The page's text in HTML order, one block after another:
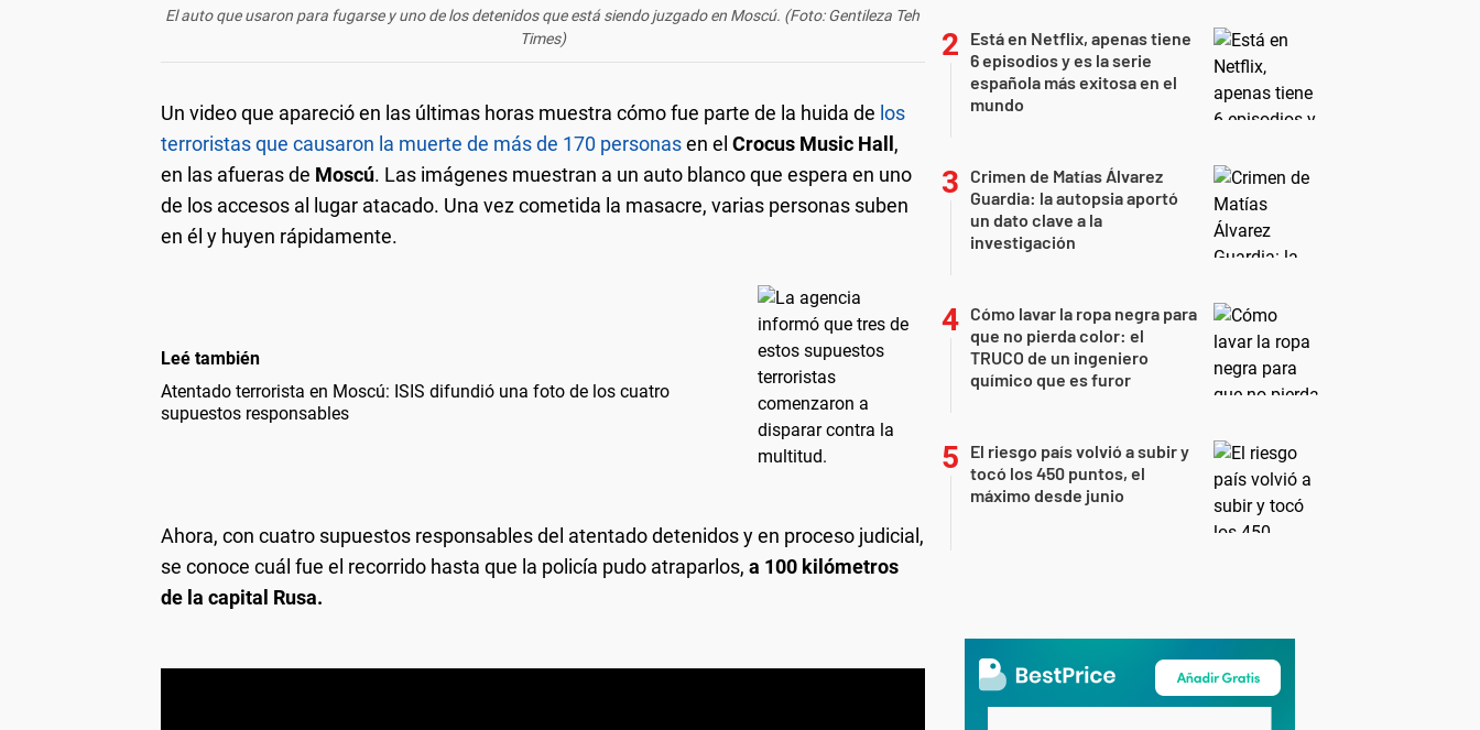
El auto que usaron para fugarse y uno de los detenidos que está siendo juzgado en Moscú. (Foto: Gentileza Teh
Times)
Un video que apareció en las últimas horas muestra cómo fue parte de la huida de los
terroristas que causaron la muerte de más de 170 personasen el Crocus Music Hall ,
en las afueras de Moscú. Las imágenes muestran a un auto blanco que espera en uno
de los accesos al lugar atacado. Una vez cometida la masacre, varias personas suben
en él y huyen rápidamente.
Leé también
Atentado terrorista en Moscú: ISIS difundió una foto de los cuatro
supuestos responsables
Ahora, con cuatro supuestos responsables del atentado detenidos y en proceso judicial,
se conoce cuál fue el recorrido hasta que la policía pudo atraparlos, a 100 kilómetros
de la capital Rusa.
Está en Netflix, apenas tiene
6 episodios y es la serie
española más exitosa en el
mundo
Crimen de Matías Álvarez
Guardia: la autopsia aportó
un dato clave a la
investigación
Cómo lavar la ropa negra para
que no pierda color: el
TRUCO de un ingeniero
químico que es furor
El riesgo país volvió a subir y
tocó los 450 puntos, el
máximo desde junio